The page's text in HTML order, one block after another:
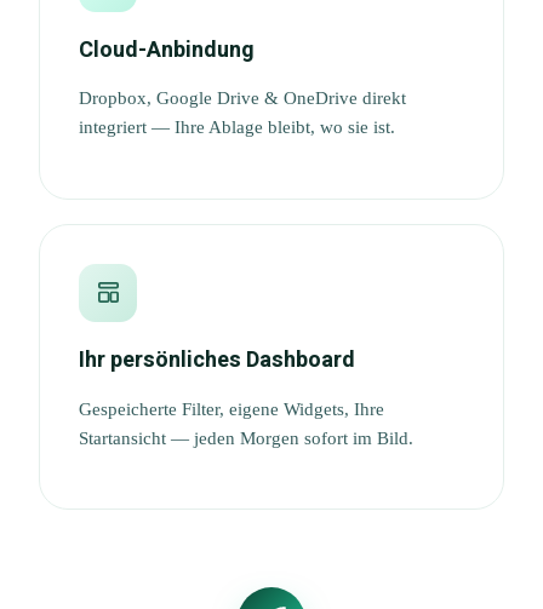
Cloud-Anbindung
Dropbox, Google Drive & OneDrive direkt
integriert — Ihre Ablage bleibt, wo sie ist.
Ihr persönliches Dashboard
Gespeicherte Filter, eigene Widgets, Ihre
Startansicht — jeden Morgen sofort im Bild.